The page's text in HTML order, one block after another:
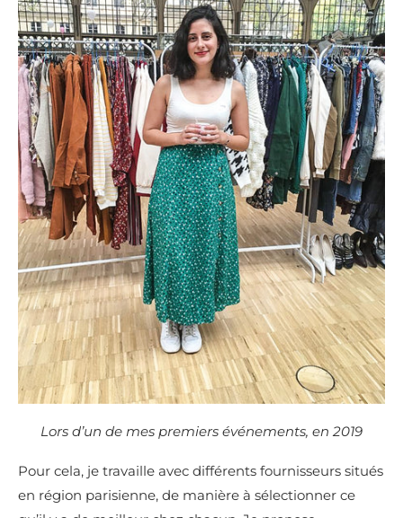
Lors d’un de mes premiers événements, en 2019
Pour cela, je travaille avec différents fournisseurs situés
en région parisienne, de manière à sélectionner ce